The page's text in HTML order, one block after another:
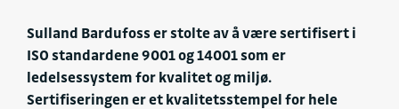
Sulland Bardufoss er stolte av å være sertifisert i
ISO standardene 9001 og 14001 som er
ledelsessystem for kvalitet og miljø.
Sertifiseringen er et kvalitetsstempel for hele